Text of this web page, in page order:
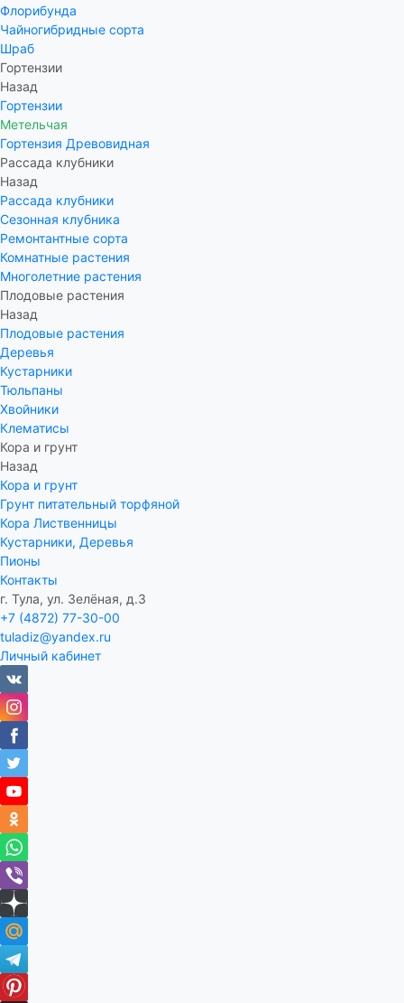
Флорибунда
Чайногибридные сорта
Шраб
Гортензии
Назад
Гортензии
Метельчая
Гортензия Древовидная
Рассада клубники
Назад
Рассада клубники
Сезонная клубника
Ремонтантные сорта
Комнатные растения
Многолетние растения
Плодовые растения
Назад
Плодовые растения
Деревья
Кустарники
Тюльпаны
Хвойники
Клематисы
Кора и грунт
Назад
Кора и грунт
Грунт питательный торфяной
Кора Лиственницы
Кустарники, Деревья
Пионы
Контакты
г. Тула, ул. Зелёная, д.3
+7 (4872) 77-30-00
tuladiz@yandex.ru
Личный кабинет